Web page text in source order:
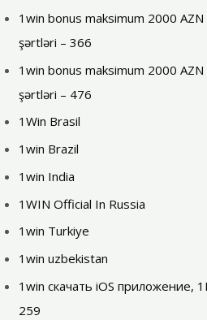
1win bonus maksimum 2000
şərtləri – 366
1win bonus maksimum 2000
şərtləri – 476
1Win Brasil
1win Brazil
1win India
1WIN Official In Russia
1win Turkiye
1win uzbekistan
1win скачать iOS приложение,
259